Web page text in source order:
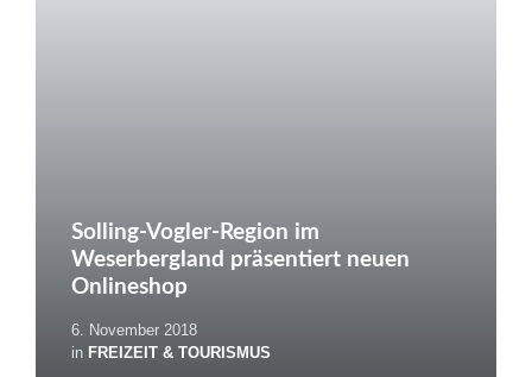
Solling-Vogler-Region im
Weserbergland präsentiert neuen
Onlineshop
6. November 2018
in FREIZEIT & TOURISMUS